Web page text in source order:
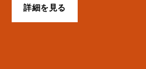
詳細を見る